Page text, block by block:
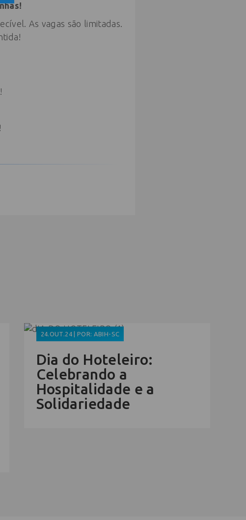
As vagas são limitadas.
24.OUT.24 | POR: ABIH-SC
Dia do Hoteleiro:
Celebrando a
Hospitalidade e a
Solidariedade